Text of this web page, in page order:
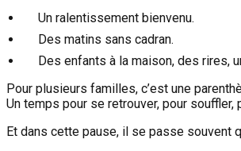
Un ralentissement bienvenu.
Des matins sans cadran.
Des enfants à la maison, des rires,
Pour plusieurs familles, c’est une
Un temps pour se retrouver, pour
Et dans cette pause, il se passe souvent